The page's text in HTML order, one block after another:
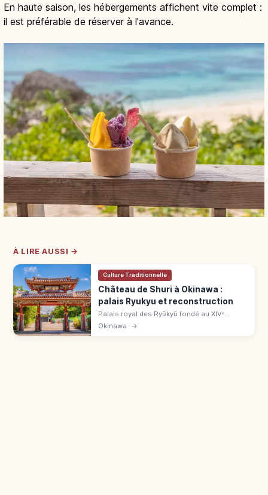
En haute saison, les hébergements affichent vite complet :
il est préférable de réserver à l'avance.
À LIRE AUSSI →
Culture Traditionnelle
Château de Shuri à Okinawa :
palais Ryukyu et reconstruction
Palais royal des Ryūkyū fondé au XIVᵉ
siècle, inscrit à l'UNESCO en 2000. Seiden
Okinawa →